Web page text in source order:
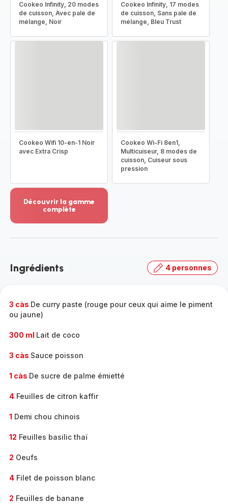
Cookeo Infinity, 20 modes
de cuisson, Avec pale de
mélange, Noir
Cookeo Infinity, 17 modes
de cuisson, Sans pale de
mélange, Bleu Trust
Cookeo Wifi 10-en-1 Noir
avec Extra Crisp
Cookeo Wi-Fi 8en1,
Multicuiseur, 8 modes de
cuisson, Cuiseur sous
pression
Découvrir la gamme
complète
-
gamme
Ingrédients 4 personnes
3 càs De curry paste (rouge pour ceux qui aime le piment
ou jaune)
300 ml Lait de coco
3 càs Sauce poisson
1 càs De sucre de palme émietté
4 Feuilles de citron kaffir
1 Demi chou chinois
12 Feuilles basilic thaï
2 Oeufs
4 Filet de poisson blanc
2 Feuilles de banane